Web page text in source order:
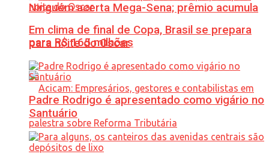
Ninguém acerta Mega-Sena; prêmio acumula
para R$ 165 milhões
Em clima de final de Copa, Brasil se prepara
para noite do Oscar
Padre Rodrigo é apresentado como vigário no
Santuário